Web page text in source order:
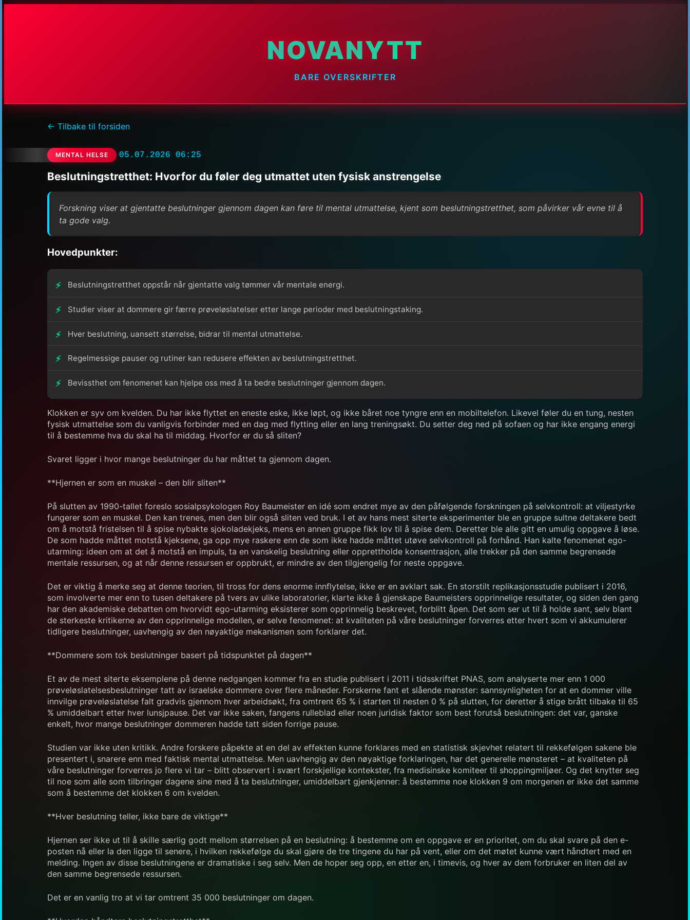
NOVANYTT
BARE OVERSKRIFTER
← Tilbake til forsiden
MENTAL HELSE 05.07.2026 06:25
Beslutningstretthet: Hvorfor du føler deg utmattet uten fysisk anstrengelse
Forskning viser at gjentatte beslutninger gjennom dagen kan føre til mental utmattelse, kjent som beslutningstretthet, som påvirker vår evne til å
ta gode valg.
Hovedpunkter:
Beslutningstretthet oppstår når gjentatte valg tømmer vår mentale energi.
Studier viser at dommere gir færre prøveløslatelser etter lange perioder med beslutningstaking.
Hver beslutning, uansett størrelse, bidrar til mental utmattelse.
Regelmessige pauser og rutiner kan redusere effekten av beslutningstretthet.
Bevissthet om fenomenet kan hjelpe oss med å ta bedre beslutninger gjennom dagen.
Klokken er syv om kvelden. Du har ikke flyttet en eneste eske, ikke løpt, og ikke båret noe tyngre enn en mobiltelefon. Likevel føler du en tung, nesten
fysisk utmattelse som du vanligvis forbinder med en dag med flytting eller en lang treningsøkt. Du setter deg ned på sofaen og har ikke engang energi
til å bestemme hva du skal ha til middag. Hvorfor er du så sliten?
Svaret ligger i hvor mange beslutninger du har måttet ta gjennom dagen.
**Hjernen er som en muskel – den blir sliten**
På slutten av 1990-tallet foreslo sosialpsykologen Roy Baumeister en idé som endret mye av den påfølgende forskningen på selvkontroll: at viljestyrke
fungerer som en muskel. Den kan trenes, men den blir også sliten ved bruk. I et av hans mest siterte eksperimenter ble en gruppe sultne deltakere bedt
om å motstå fristelsen til å spise nybakte sjokoladekjeks, mens en annen gruppe fikk lov til å spise dem. Deretter ble alle gitt en umulig oppgave å løse.
De som hadde måttet motstå kjeksene, ga opp mye raskere enn de som ikke hadde måttet utøve selvkontroll på forhånd. Han kalte fenomenet ego-
utarming: ideen om at det å motstå en impuls, ta en vanskelig beslutning eller opprettholde konsentrasjon, alle trekker på den samme begrensede
mentale ressursen, og at når denne ressursen er oppbrukt, er mindre av den tilgjengelig for neste oppgave.
Det er viktig å merke seg at denne teorien, til tross for dens enorme innflytelse, ikke er en avklart sak. En storstilt replikasjonsstudie publisert i 2016,
som involverte mer enn to tusen deltakere på tvers av ulike laboratorier, klarte ikke å gjenskape Baumeisters opprinnelige resultater, og siden den gang
har den akademiske debatten om hvorvidt ego-utarming eksisterer som opprinnelig beskrevet, forblitt åpen. Det som ser ut til å holde sant, selv blant
de sterkeste kritikerne av den opprinnelige modellen, er selve fenomenet: at kvaliteten på våre beslutninger forverres etter hvert som vi akkumulerer
tidligere beslutninger, uavhengig av den nøyaktige mekanismen som forklarer det.
**Dommere som tok beslutninger basert på tidspunktet på dagen**
Et av de mest siterte eksemplene på denne nedgangen kommer fra en studie publisert i 2011 i tidsskriftet PNAS, som analyserte mer enn 1 000
prøveløslatelsesbeslutninger tatt av israelske dommere over flere måneder. Forskerne fant et slående mønster: sannsynligheten for at en dommer ville
innvilge prøveløslatelse falt gradvis gjennom hver arbeidsøkt, fra omtrent 65 % i starten til nesten 0 % på slutten, for deretter å stige brått tilbake til 65
% umiddelbart etter hver lunsjpause. Det var ikke saken, fangens rulleblad eller noen juridisk faktor som best forutså beslutningen: det var, ganske
enkelt, hvor mange beslutninger dommeren hadde tatt siden forrige pause.
Studien var ikke uten kritikk. Andre forskere påpekte at en del av effekten kunne forklares med en statistisk skjevhet relatert til rekkefølgen sakene ble
presentert i, snarere enn med faktisk mental utmattelse. Men uavhengig av den nøyaktige forklaringen, har det generelle mønsteret – at kvaliteten på
våre beslutninger forverres jo flere vi tar – blitt observert i svært forskjellige kontekster, fra medisinske komiteer til shoppingmiljøer. Og det knytter seg
til noe som alle som tilbringer dagene sine med å ta beslutninger, umiddelbart gjenkjenner: å bestemme noe klokken 9 om morgenen er ikke det samme
som å bestemme det klokken 6 om kvelden.
**Hver beslutning teller, ikke bare de viktige**
Hjernen ser ikke ut til å skille særlig godt mellom størrelsen på en beslutning: å bestemme om en oppgave er en prioritet, om du skal svare på den e-
posten nå eller la den ligge til senere, i hvilken rekkefølge du skal gjøre de tre tingene du har på vent, eller om det møtet kunne vært håndtert med en
melding. Ingen av disse beslutningene er dramatiske i seg selv. Men de hoper seg opp, en etter en, i timevis, og hver av dem forbruker en liten del av
den samme begrensede ressursen.
Det er en vanlig tro at vi tar omtrent 35 000 beslutninger om dagen.